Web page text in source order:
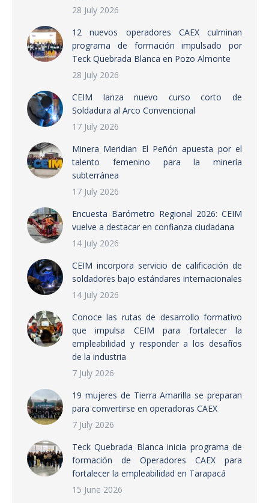
28 July 2026
12 nuevos operadores CAEX culminan
programa de formación impulsado por
Teck Quebrada Blanca en Pozo Almonte
28 July 2026
CEIM lanza nuevo curso corto de
Soldadura al Arco Convencional
17 July 2026
Minera Meridian El Peñón apuesta por el
talento femenino para la minería
subterránea
17 July 2026
Encuesta Barómetro Regional 2026: CEIM
vuelve a destacar en confianza ciudadana
14 July 2026
CEIM incorpora servicio de calificación de
soldadores bajo estándares internacionales
14 July 2026
Conoce las rutas de desarrollo formativo
que impulsa CEIM para fortalecer la
empleabilidad y responder a los desafíos
de la industria
7 July 2026
19 mujeres de Tierra Amarilla se preparan
para convertirse en operadoras CAEX
7 July 2026
Teck Quebrada Blanca inicia programa de
formación de Operadores CAEX para
fortalecer la empleabilidad en Tarapacá
15 June 2026